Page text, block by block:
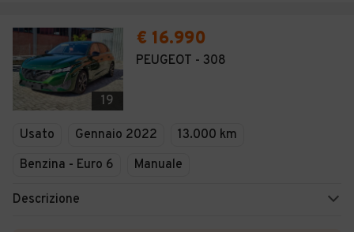
19
€ 16.990
PEUGEOT - 308
Usato Gennaio 2022
13.000 km
Benzina - Euro 6
Manuale
Descrizione